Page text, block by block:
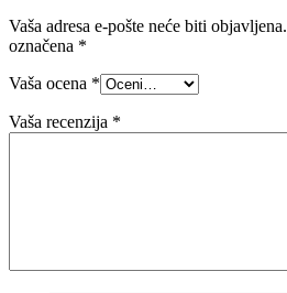
Vaša adresa e-pošte neće biti objavljena.
označena *
Vaša ocena *
Vaša recenzija *